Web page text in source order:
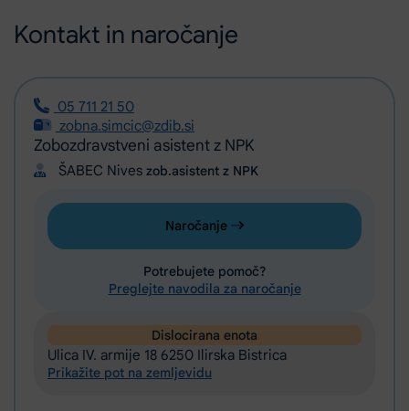
Kontakt in naročanje
05 711 21 50
zobna.simcic@zdib.si
Zobozdravstveni asistent z NPK
ŠABEC Nives zob.asistent z NPK
Naročanje
Potrebujete pomoč?
Preglejte navodila za naročanje
Dislocirana enota
Ulica IV. armije 18 6250 Ilirska Bistrica
Prikažite pot na zemljevidu